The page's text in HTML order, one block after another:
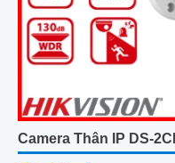
Camera Thân IP DS-